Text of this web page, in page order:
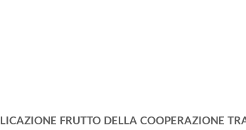
frutto della cooperazione